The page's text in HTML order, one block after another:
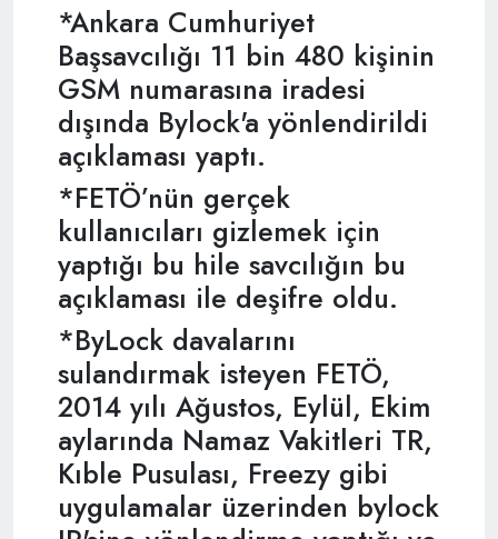
*Ankara Cumhuriyet
Başsavcılığı 11 bin 480 kişinin
GSM numarasına iradesi
dışında Bylock'a yönlendirildi
açıklaması yaptı.
*FETÖ’nün gerçek
kullanıcıları gizlemek için
yaptığı bu hile savcılığın bu
açıklaması ile deşifre oldu.
*ByLock davalarını
sulandırmak isteyen FETÖ,
2014 yılı Ağustos, Eylül, Ekim
aylarında Namaz Vakitleri TR,
Kıble Pusulası, Freezy gibi
uygulamalar üzerinden bylock